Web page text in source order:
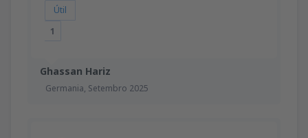
Ghassan Hariz
Germania, Setembro 2025
Útil
1